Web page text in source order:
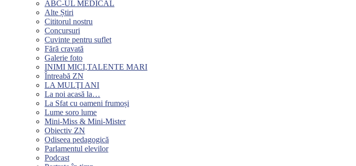
ABC-UL MEDICAL
Alte Știri
Cititorul nostru
Concursuri
Cuvinte pentru suflet
Fără cravată
Galerie foto
INIMI MICI,TALENTE MARI
Întreabă ZN
LA MULŢI ANI
La noi acasă la…
La Sfat cu oameni frumoși
Lume soro lume
Mini-Miss & Mini-Mister
Obiectiv ZN
Odiseea pedagogică
Parlamentul elevilor
Podcast